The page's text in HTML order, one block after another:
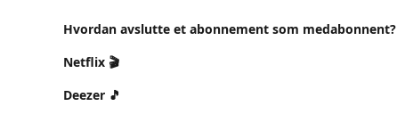
Hvordan avslutte et abonnement som medabonnent?
Netflix 🎬
Deezer 🎵